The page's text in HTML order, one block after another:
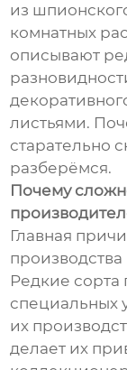
из
комнатных
описывают
листьями.
старательно
разберёмся.
Почему
Главная
производства
Редкие
специальных
их
делает их